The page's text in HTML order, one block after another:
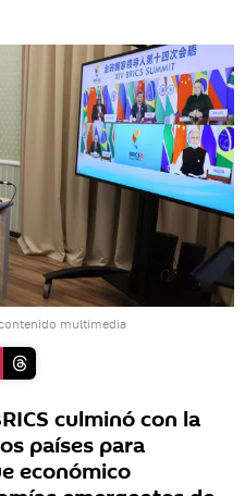
multimedia
culminó con la
países para
económico